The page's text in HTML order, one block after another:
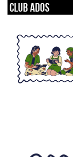
Club ados